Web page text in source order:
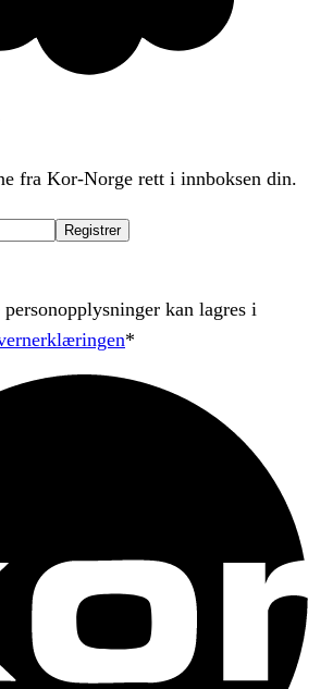
fra Kor-Norge rett i innboksen din.
Registrer
kan lagres i
*